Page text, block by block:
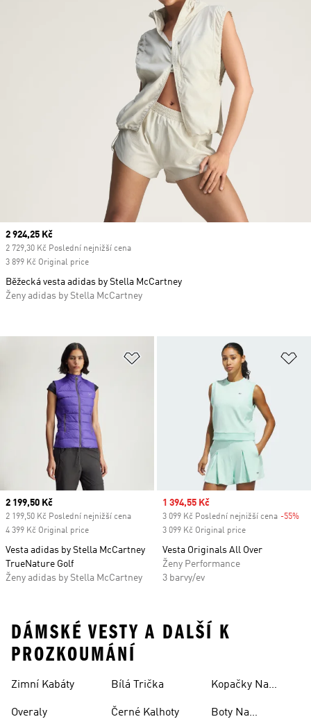
Přidat do seznamu přání
Current price
2 199,50 Kč
2 199,50 Kč Poslední nejnižší cena
4 399 Kč Original price
Vesta adidas by Stella McCartney
TrueNature Golf
Ženy adidas by Stella McCartney
Sale price
1 394,55 Kč
3 099 Kč Poslední nejnižší cena -55%
3 099 Kč Original price
Vesta Originals All Over
Ženy Performance
3 barvy/ev
Current price
2 924,25 Kč
2 729,30 Kč Poslední nejnižší cena
3 899 Kč Original price
Běžecká vesta adidas by Stella McCartney
Ženy adidas by Stella McCartney
DÁMSKÉ VESTY A DALŠÍ K
PROZKOUMÁNÍ
Zimní Kabáty
Overaly
Bílá Trička
Černé Kalhoty
Kopačky Na
Boty Na